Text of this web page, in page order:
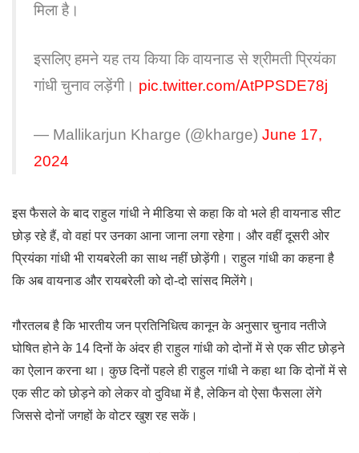
मिला है।
इसलिए हमने यह तय किया कि वायनाड से श्रीमती प्रियंका
गांधी चुनाव लड़ेंगी। pic.twitter.com/AtPPSDE78j
— Mallikarjun Kharge (@kharge) June 17,
2024
इस फैसले के बाद राहुल गांधी ने मीडिया से कहा कि वो भले ही वायनाड सीट
छोड़ रहे हैं, वो वहां पर उनका आना जाना लगा रहेगा। और वहीं दूसरी ओर
प्रियंका गांधी भी रायबरेली का साथ नहीं छोड़ेंगी। राहुल गांधी का कहना है
कि अब वायनाड और रायबरेली को दो-दो सांसद मिलेंगे।
गौरतलब है कि भारतीय जन प्रतिनिधित्व कानून के अनुसार चुनाव नतीजे
घोषित होने के 14 दिनों के अंदर ही राहुल गांधी को दोनों में से एक सीट छोड़ने
का ऐलान करना था। कुछ दिनों पहले ही राहुल गांधी ने कहा था कि दोनों में से
एक सीट को छोड़ने को लेकर वो दुविधा में है, लेकिन वो ऐसा फैसला लेंगे
जिससे दोनों जगहों के वोटर खुश रह सकें।